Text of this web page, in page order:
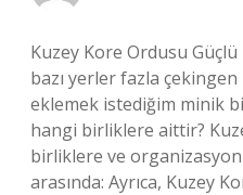
Kuzey Kore Ordusu
bazı yerler fazla
eklemek istediğim minik
hangi birliklere aittir?
birliklere ve
arasında: Ayrıca, Kuzey